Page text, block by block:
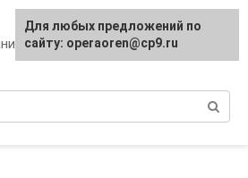
сосудов и сердца,
Для любых предложений по
сайту: operaoren@cp9.ru